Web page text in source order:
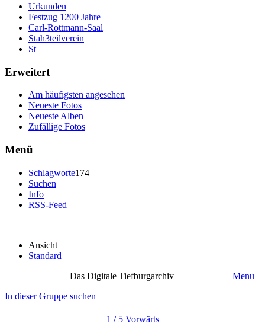
Urkunden
Festzug 1200 Jahre
Carl-Rottmann-Saal
Stah3teilverein
St
Erweitert
Am häufigsten angesehen
Neueste Fotos
Neueste Alben
Zufällige Fotos
Menü
Schlagworte174
Suchen
Info
RSS-Feed
Ansicht
Standard
Das Digitale Tiefburgarchiv
Menu
In dieser Gruppe suchen
1 / 5 Vorwärts